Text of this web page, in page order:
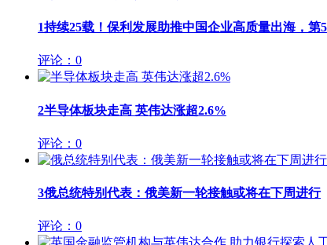
1持续25载！保利发展助推中国企业高质量出海，
评论：0
2半导体板块走高 英伟达涨超2.6%
评论：0
3俄总统特别代表：俄美新一轮接触或将在下周进行
评论：0